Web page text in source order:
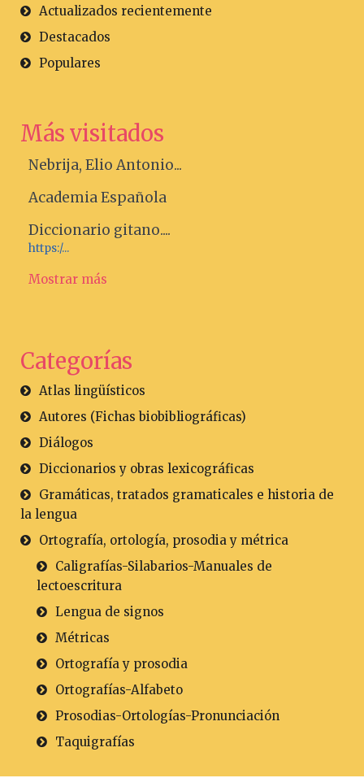
Actualizados recientemente
Destacados
Populares
Más visitados
Nebrija, Elio Antonio...
Academia Española
Diccionario gitano....
https:/...
Mostrar más
Categorías
Atlas lingüísticos
Autores (Fichas biobibliográficas)
Diálogos
Diccionarios y obras lexicográficas
Gramáticas, tratados gramaticales e historia de
la lengua
Ortografía, ortología, prosodia y métrica
Caligrafías-Silabarios-Manuales de
lectoescritura
Lengua de signos
Métricas
Ortografía y prosodia
Ortografías-Alfabeto
Prosodias-Ortologías-Pronunciación
Taquigrafías